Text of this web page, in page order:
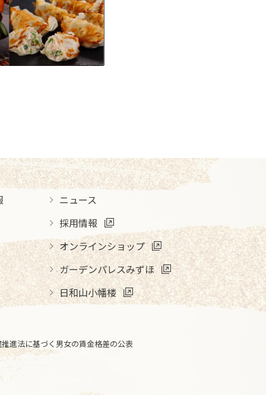
ニュース
採用情報
オンラインショップ
ガーデンパレスみずほ
日和山小幡楼
進法に基づく男女の賃金格差の公表